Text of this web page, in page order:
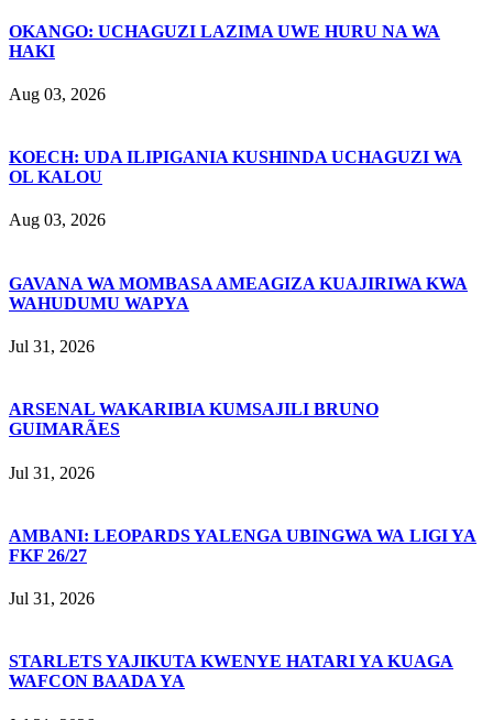
OKANGO: UCHAGUZI LAZIMA UWE HURU NA WA
HAKI
Aug 03, 2026
KOECH: UDA ILIPIGANIA KUSHINDA UCHAGUZI WA
OL KALOU
Aug 03, 2026
GAVANA WA MOMBASA AMEAGIZA KUAJIRIWA KWA
WAHUDUMU WAPYA
Jul 31, 2026
ARSENAL WAKARIBIA KUMSAJILI BRUNO
GUIMARÃES
Jul 31, 2026
AMBANI: LEOPARDS YALENGA UBINGWA WA LIGI YA
FKF 26/27
Jul 31, 2026
STARLETS YAJIKUTA KWENYE HATARI YA KUAGA
WAFCON BAADA YA